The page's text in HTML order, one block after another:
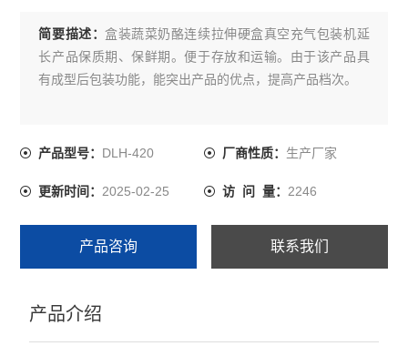
简要描述：盒装蔬菜奶酪连续拉伸硬盒真空充气包装机延
长产品保质期、保鲜期。便于存放和运输。由于该产品具
有成型后包装功能，能突出产品的优点，提高产品档次。
产品型号： DLH-420 厂商性质： 生产厂家
更新时间：2025-02-25 访 问 量： 2246
产品咨询 联系我们
产品介绍